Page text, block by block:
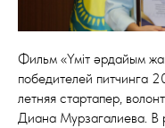
Фильм «Үміт әрдайым
победителей питчинга
летняя стартапер,
Диана Мурзагалиева. В